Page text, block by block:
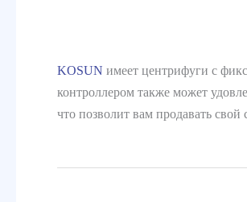
KOSUN имеет центрифуги с
контроллером также может
что позволит вам продавать